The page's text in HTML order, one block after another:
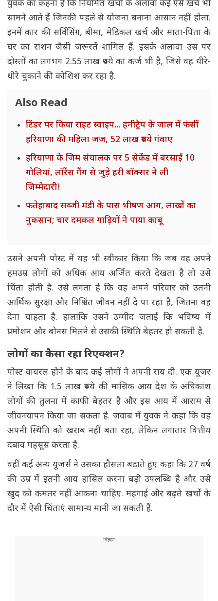
युवक का कहना है कि नियमित खर्चों के अलावा कई ऐसे खर्च भी
सामने आते हैं जिनकी पहले से योजना बनाना आसान नहीं होता.
इनमें कार की सर्विसिंग, बीमा, मेडिकल खर्च और माता-पिता के
घर का राशन जैसी जरूरतें शामिल हैं. इसके अलावा उस पर
दोस्तों का लगभग 2.55 लाख रुपये का कर्ज भी है, जिसे वह धीरे-
धीरे चुकाने की कोशिश कर रहा है.
Also Read
टिंडर पर किया राइट स्वाइप... हनीट्रैप के जाल में फंसीं
हरियाणा की महिला जज, 52 लाख रुपये गंवाए
हरियाणा के जिम संचालक पर 5 सेकेंड में बरसाईं 10
गोलियां, लॉरेंस गैंग से जुड़े हरी बॉक्सर ने ली
जिम्मेदारी!
फतेहाबाद सब्जी मंडी के पास भीषण आग, लाखों का
नुकसान; चार दमकल गाड़ियों ने पाया काबू
उसने अपनी पोस्ट में यह भी स्वीकार किया कि जब वह अपने
हमउम्र लोगों को अधिक आय अर्जित करते देखता है तो उसे
चिंता होती है. उसे लगता है कि वह अपने परिवार को उतनी
आर्थिक सुरक्षा और निश्चिंत जीवन नहीं दे पा रहा है, जितना वह
देना चाहता है. हालांकि उसने उम्मीद जताई कि भविष्य में
प्रमोशन और बोनस मिलने से उसकी स्थिति बेहतर हो सकती है.
लोगों का कैसा रहा रिएक्शन?
पोस्ट वायरल होने के बाद कई लोगों ने अपनी राय दी. एक यूजर
ने लिखा कि 1.5 लाख रुपये की मासिक आय देश के अधिकांश
लोगों की तुलना में काफी बेहतर है और इस आय में आराम से
जीवनयापन किया जा सकता है. जवाब में युवक ने कहा कि वह
अपनी स्थिति को खराब नहीं बता रहा, लेकिन लगातार वित्तीय
दबाव महसूस करता है.
वहीं कई अन्य यूजर्स ने उसका हौसला बढ़ाते हुए कहा कि 27 वर्ष
की उम्र में इतनी आय हासिल करना बड़ी उपलब्धि है और उसे
खुद को कमतर नहीं आंकना चाहिए. महंगाई और बढ़ते खर्चों के
दौर में ऐसी चिंताएं सामान्य मानी जा सकती हैं.